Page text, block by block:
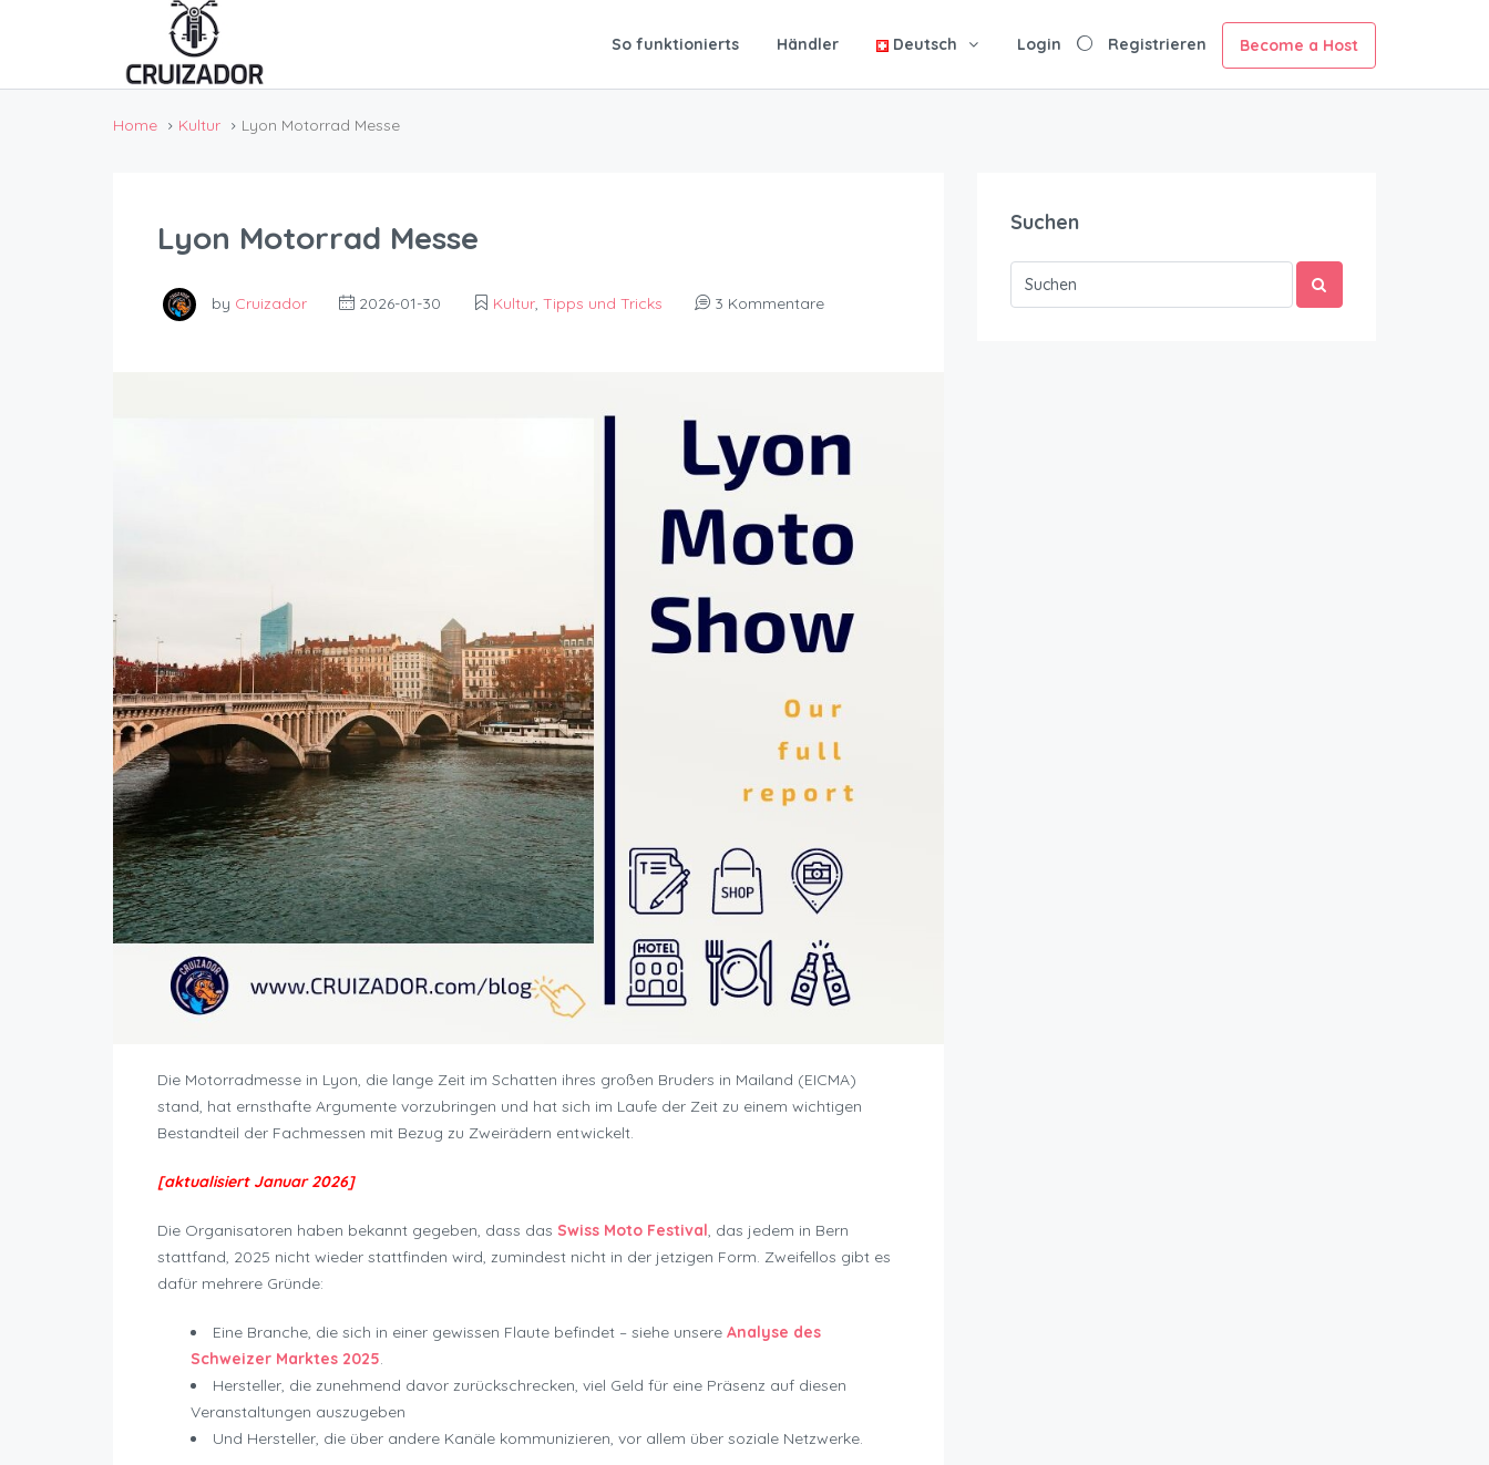
So funktionierts Händler Deutsch Login Registrieren Become a Host
Home Kultur Lyon Motorrad Messe
Lyon Motorrad Messe
by Cruizador 2026-01-30 Kultur, Tipps und Tricks 3 Kommentare
Die Motorradmesse in Lyon, die lange Zeit im Schatten ihres großen Bruders in Mailand (EICMA)
stand, hat ernsthafte Argumente vorzubringen und hat sich im Laufe der Zeit zu einem wichtigen
Bestandteil der Fachmessen mit Bezug zu Zweirädern entwickelt.
[aktualisiert Januar 2026]
Die Organisatoren haben bekannt gegeben, dass das Swiss Moto Festival, das jedem in Bern
stattfand, 2025 nicht wieder stattfinden wird, zumindest nicht in der jetzigen Form. Zweifellos gibt es
dafür mehrere Gründe:
Eine Branche, die sich in einer gewissen Flaute befindet – siehe unsere Analyse des
Schweizer Marktes 2025.
Hersteller, die zunehmend davor zurückschrecken, viel Geld für eine Präsenz auf diesen
Veranstaltungen auszugeben
Und Hersteller, die über andere Kanäle kommunizieren, vor allem über soziale Netzwerke.
Suchen